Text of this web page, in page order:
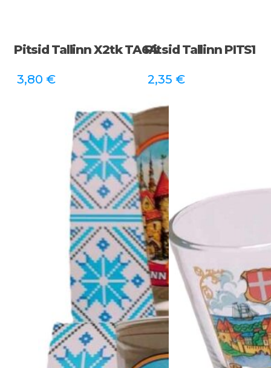
Pitsid Tallinn X2tk TA6A
3,80 €
Pitsid Tallinn PITS1
2,35 €